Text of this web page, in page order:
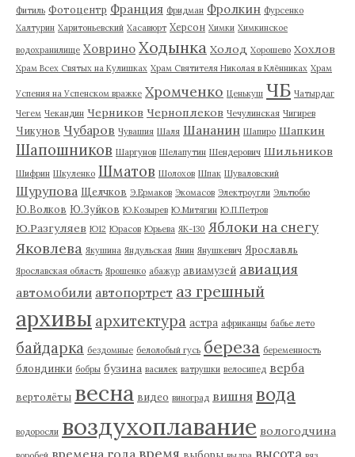
Фитиль Фотоцентр Франция Фридман Фролкин Фурсенко
Халтурин Харитоньевский Хасавюрт Херсон Химки Химкинское
водохранилище Ховрино Ходынка Холод Хорошево Хохлов
Храм Всех Святых на Кулишках Храм Святителя Николая в Клённиках Храм
Успения на Успенском вражке Хромченко Ценькуш ЧБ Чатырдаг
Чегем Чекандин Черников Черноплеков Чечулинская Чигирев
Чикунов Чубаров Чувашия Шаля Шананин Шапиро Шапкин
Шапошников Шаргунов Шелапутин Шендерович Шильников
Шифрин Шкуленко Шматов Шолохов Шпак Шуваловский
Шурупова Щелчков Э.Ермаков Экомасов Электроугли Эльтюбю
Ю.Волков Ю.Зуйков Ю.Козырев Ю.Митягин Ю.П.Петров
Ю.Разгуляев Ю12 Юрасов Юрьева ЯК-130 Яблоки на снегу
Яковлева Якушина Яндульская Янин Янушкевич Ярославль
Ярославская область Ярошенко абажур авиамузей авиация
автомобили автопортрет аз грешный
архивы архитектура астра африканцы бабье лето
байдарка бездомные белолобый гусь береза беременность
блондинки бобры бузина василек ватрушки велосипед верба
вертолёты весна видео виноград вишня вода
водоросли воздухоплавание вологодчина
времена года время